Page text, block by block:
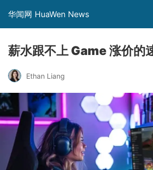
华闻网 HuaWen News
薪水跟不上 Game 涨价的
Ethan Liang